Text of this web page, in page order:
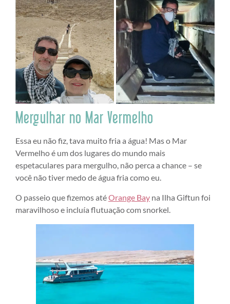
Mergulhar no Mar Vermelho
Essa eu não fiz, tava muito fria a água! Mas o Mar
Vermelho é um dos lugares do mundo mais
espetaculares para mergulho, não perca a chance – se
você não tiver medo de água fria como eu.
O passeio que fizemos atéOrange Bay na Ilha Giftun foi
maravilhoso e incluía flutuação com snorkel.